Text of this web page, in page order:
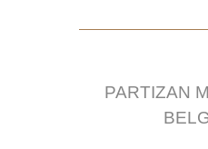
PARTIZAN